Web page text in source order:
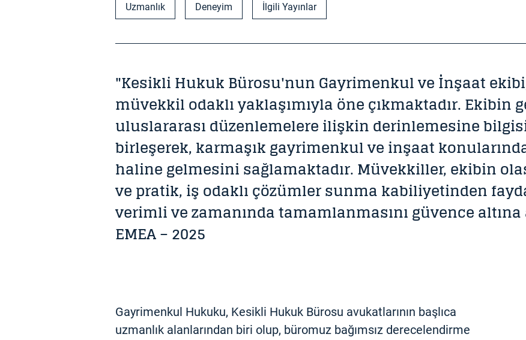
Uzmanlık Deneyim İlgili Yayınlar
"Kesikli Hukuk Bürosu'nun Gayrimenkul ve İnşaat
müvekkil odaklı yaklaşımıyla öne çıkmaktadır. Ekibin
uluslararası düzenlemelere ilişkin derinlemesine
birleşerek, karmaşık gayrimenkul ve inşaat
haline gelmesini sağlamaktadır. Müvekkiller, ekibin
ve pratik, iş odaklı çözümler sunma kabiliyetinden
verimli ve zamanında tamamlanmasını güvence
EMEA – 2025
Gayrimenkul Hukuku, Kesikli Hukuk Bürosu avukatlarının başlıca
uzmanlık alanlarından biri olup, büromuz bağımsız derecelendirme